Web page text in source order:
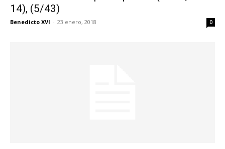
14), (5/43)
Benedicto XVI - 23 enero, 2018 0